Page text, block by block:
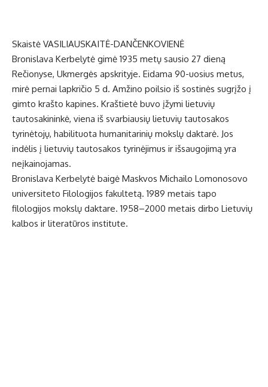
Skaistė VASILIAUSKAITĖ-DANČENKOVIENĖ
Bronislava Kerbelytė gimė 1935 metų sausio 27 dieną
Rečionyse, Ukmergės apskrityje. Eidama 90-uosius metus,
mirė pernai lapkričio 5 d. Amžino poilsio iš sostinės sugrįžo į
gimto krašto kapines. Kraštietė buvo įžymi lietuvių
tautosakininkė, viena iš svarbiausių lietuvių tautosakos
tyrinėtojų, habilituota humanitarinių mokslų daktarė. Jos
indėlis į lietuvių tautosakos tyrinėjimus ir išsaugojimą yra
neįkainojamas.
Bronislava Kerbelytė baigė Maskvos Michailo Lomonosovo
universiteto Filologijos fakultetą. 1989 metais tapo
filologijos mokslų daktare. 1958–2000 metais dirbo Lietuvių
kalbos ir literatūros institute.